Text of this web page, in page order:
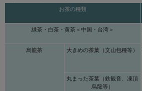
お茶の種類
緑茶・白茶・黄茶＜中国・台湾＞
烏龍茶 大きめの茶葉（文山包種等）
丸まった茶葉（鉄観音、凍頂
烏龍等）